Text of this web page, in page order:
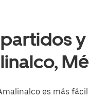
es más